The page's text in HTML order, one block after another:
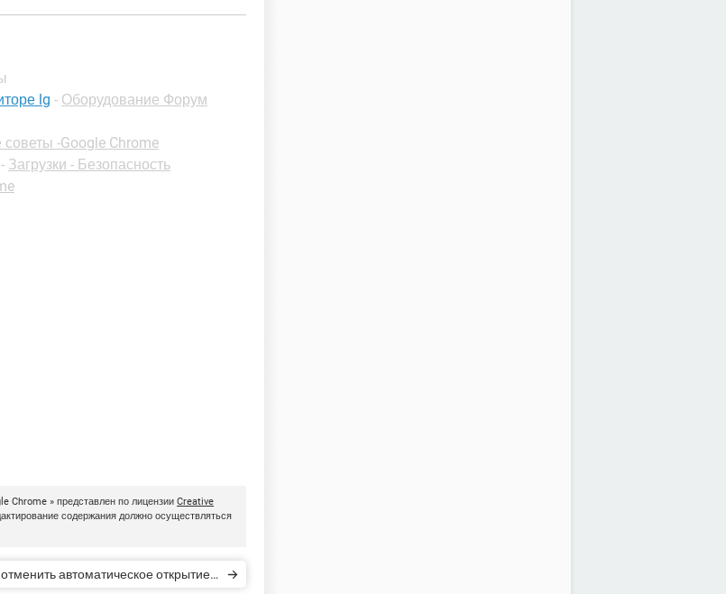
lg - Оборудование Форум
-Google Chrome
- Загрузки - Безопасность
Chrome » представлен по лицензии Creative
содержания должно осуществляться
автоматическое открытие в